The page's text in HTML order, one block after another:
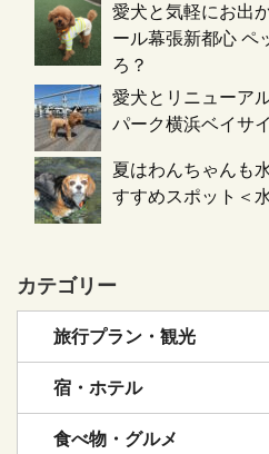
愛犬と気軽にお出
ール幕張新都心 ペ
ろ？
愛犬とリニューア
パーク横浜ベイサ
夏はわんちゃんも
すすめスポット＜
カテゴリー
旅行プラン・観光
宿・ホテル
食べ物・グルメ